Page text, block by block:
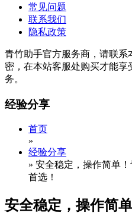
常见问题
联系我们
隐私政策
青竹助手官方服务商，请联
密，在本站客服处购买才能
务。
经验分享
首页
»
经验分享
» 安全稳定，操作简单
首选！
安全稳定，操作简